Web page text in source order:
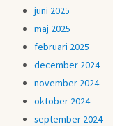
juni 2025
maj 2025
februari 2025
december 2024
november 2024
oktober 2024
september 2024